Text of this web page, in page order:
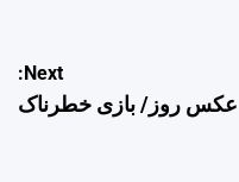
Next:
عکس روز/ بازی خطرناک